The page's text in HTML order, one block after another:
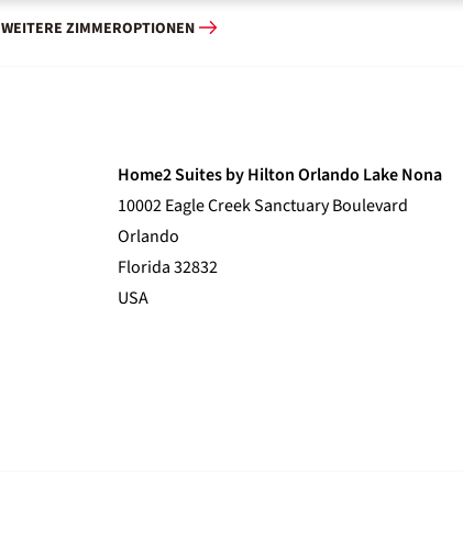
WEITERE ZIMMEROPTIONEN
Home2 Suites by Hilton Orlando Lake Nona
10002 Eagle Creek Sanctuary Boulevard
Orlando
Florida 32832
USA